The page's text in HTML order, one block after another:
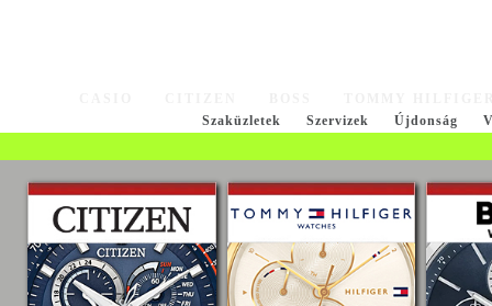
Szaküzletek
Szervizek Újdonság